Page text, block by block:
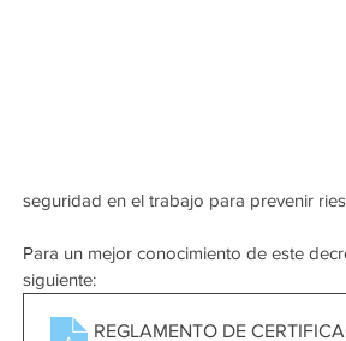
seguridad en el trabajo para prevenir
Para un mejor conocimiento de este
siguiente:
REGLAMENTO DE